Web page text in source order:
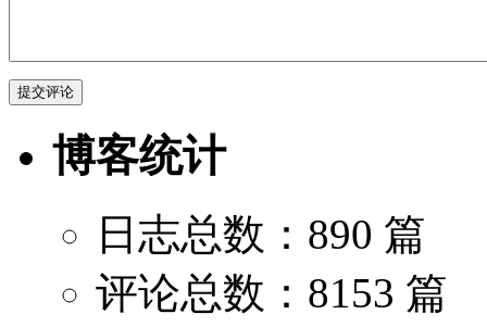
博客统计
日志总数：890 篇
评论总数：8153 篇